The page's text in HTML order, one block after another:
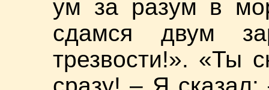
ум за разум в
сдамся двум
трезвости!». «Ты